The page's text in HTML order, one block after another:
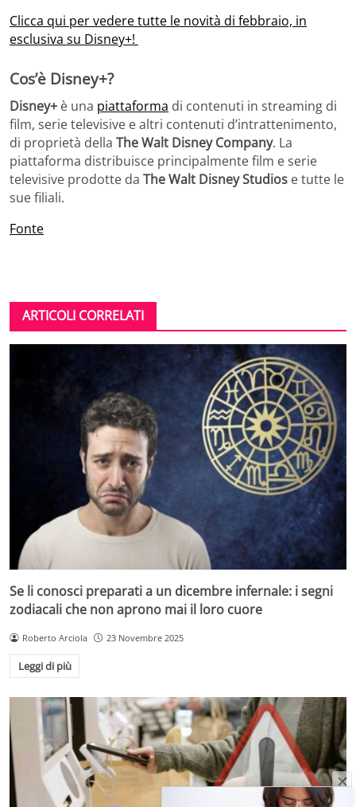
Clicca qui per vedere tutte le novità di febbraio, in
esclusiva su Disney+!
Cos’è Disney+?
Disney+ è una piattaforma di contenuti in streaming di
film, serie televisive e altri contenuti d’intrattenimento,
di proprietà della The Walt Disney Company. La
piattaforma distribuisce principalmente film e serie
televisive prodotte da The Walt Disney Studios e tutte le
sue filiali.
Fonte
ARTICOLI CORRELATI
Se li conosci preparati a un dicembre infernale: i segni
zodiacali che non aprono mai il loro cuore
Roberto Arciola 23 Novembre 2025
Leggi di più